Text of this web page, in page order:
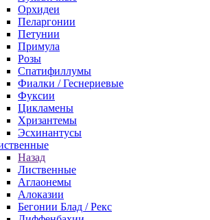
Орхидеи
Пеларгонии
Петунии
Примула
Розы
Спатифиллумы
Фиалки / Геснериевые
Фуксии
Цикламены
Хризантемы
Эсхинантусы
Назад
Лиственные
Аглаонемы
Алоказии
Бегонии Блад / Рекс